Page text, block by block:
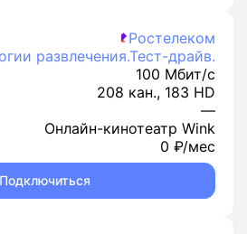
Ростелеком
развлечения.Тест-драйв.
100 Мбит/с
208 кан., 183 HD
—
Онлайн-кинотеатр Wink
0 ₽/мес
Подключиться